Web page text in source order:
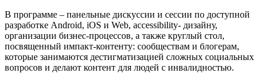
В программе – панельные дискуссии и сессии по доступной
разработке Android, iOS и Web, accessibility- дизайну,
организации бизнес-процессов, а также круглый стол,
посвященный импакт-контенту: сообществам и блогерам,
которые занимаются дестигматизацией сложных социальных
вопросов и делают контент для людей с инвалидностью.